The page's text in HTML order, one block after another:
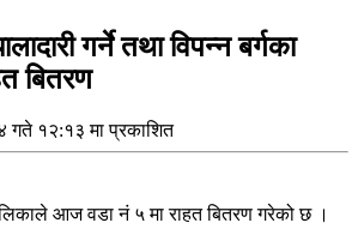
गर्ने तथा विपन्न बर्गका
बितरण
गते १२:१३ मा प्रकाशित
आज वडा नं ५ मा राहत बितरण गरेको छ ।